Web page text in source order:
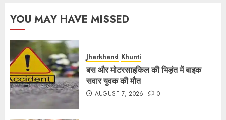
YOU MAY HAVE MISSED
Jharkhand Khunti
बस और मोटरसाइकिल की भिड़ंत में बाइक
सवार युवक की मौत
AUGUST 7, 2026 0